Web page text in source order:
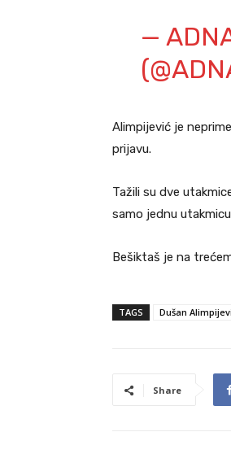
—
Alimpijević je
prijavu.
Tažili su dve
samo jednu
Bešiktaš je na
TAGS Dušan
Share